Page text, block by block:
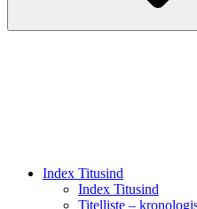
Index Titusind
Index Titusind
Titelliste –